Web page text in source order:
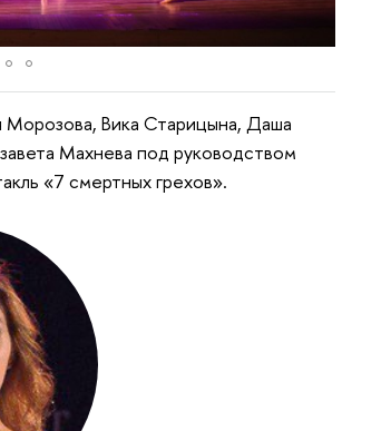
Вика Старицына, Даша
Махнева под руководством
«7 смертных грехов».